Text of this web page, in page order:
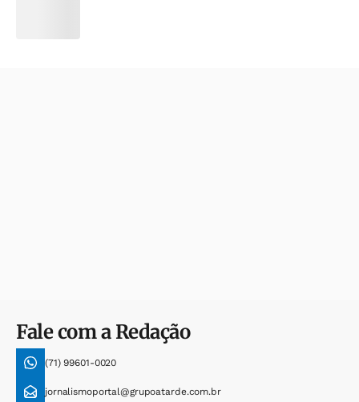
Fale com a Redação
(71) 99601-0020
jornalismoportal@grupoatarde.com.br